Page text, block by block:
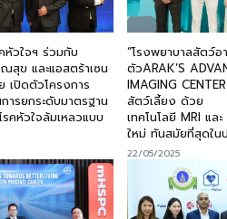
หัวใจฯ ร่วมกับ
สุข และแอสตร้าเซน
เปิดตัวโครงการ
ารยกระดับมาตรฐาน
คหัวใจล้มเหลวแบบ
“โรงพยาบาลสัตว์อ
ตัวARAK’S
IMAGING
สัตว์เลี้ยง ด้วย
เทคโนโลยี MRI แล
ใหม่ ทันสมัยที่สุดในป
22/05/2025